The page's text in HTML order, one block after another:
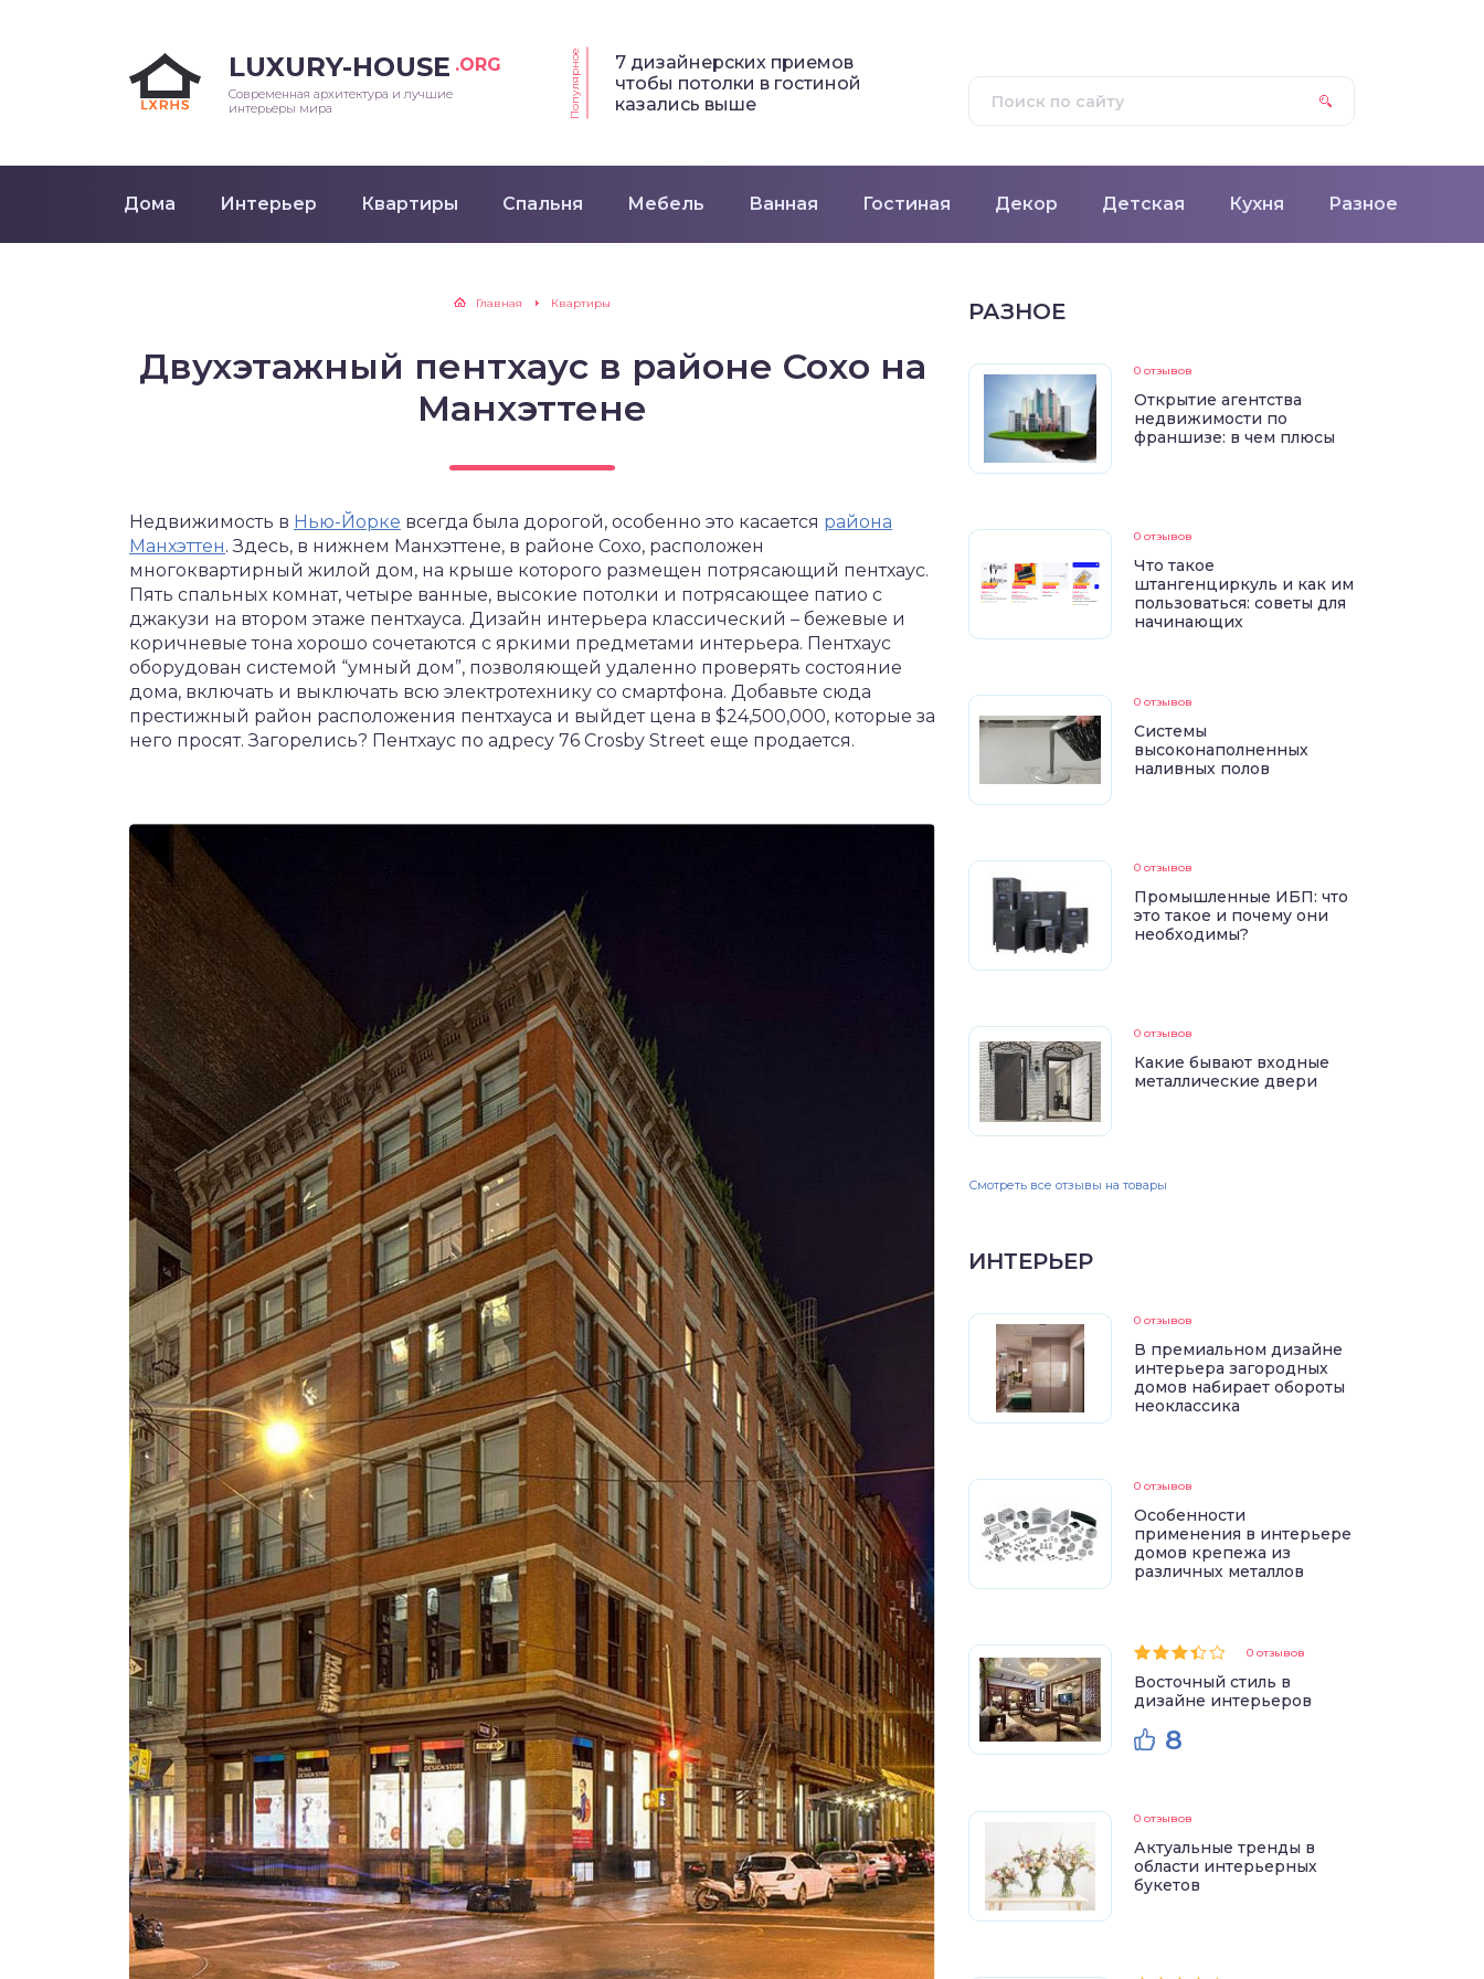
LUXURY-HOUSE .ORG
Современная архитектура и лучшие
интерьеры мира
Популярное
7 дизайнерских приемов
чтобы потолки в гостиной
казались выше
Дома Интерьер Квартиры Спальня Мебель Ванная Гостиная Декор Детская Кухня Разное
Главная Квартиры
Двухэтажный пентхаус в районе Сохо на
Манхэттене
Недвижимость в Нью-Йорке всегда была дорогой, особенно это касается района
Манхэттен. Здесь, в нижнем Манхэттене, в районе Сохо, расположен
многоквартирный жилой дом, на крыше которого размещен потрясающий пентхаус.
Пять спальных комнат, четыре ванные, высокие потолки и потрясающее патио с
джакузи на втором этаже пентхауса. Дизайн интерьера классический – бежевые и
коричневые тона хорошо сочетаются с яркими предметами интерьера. Пентхаус
оборудован системой “умный дом”, позволяющей удаленно проверять состояние
дома, включать и выключать всю электротехнику со смартфона. Добавьте сюда
престижный район расположения пентхауса и выйдет цена в $24,500,000, которые за
него просят. Загорелись? Пентхаус по адресу 76 Crosby Street еще продается.
РАЗНОЕ
0 отзывов
Открытие агентства
недвижимости по
франшизе: в чем плюсы
0 отзывов
Что такое
штангенциркуль и как им
пользоваться: советы для
начинающих
0 отзывов
Системы
высоконаполненных
наливных полов
0 отзывов
Промышленные ИБП: что
это такое и почему они
необходимы?
0 отзывов
Какие бывают входные
металлические двери
Смотреть все отзывы на товары
ИНТЕРЬЕР
0 отзывов
В премиальном дизайне
интерьера загородных
домов набирает обороты
неоклассика
0 отзывов
Особенности
применения в интерьере
домов крепежа из
различных металлов
0 отзывов
Восточный стиль в
дизайне интерьеров
8
0 отзывов
Актуальные тренды в
области интерьерных
букетов